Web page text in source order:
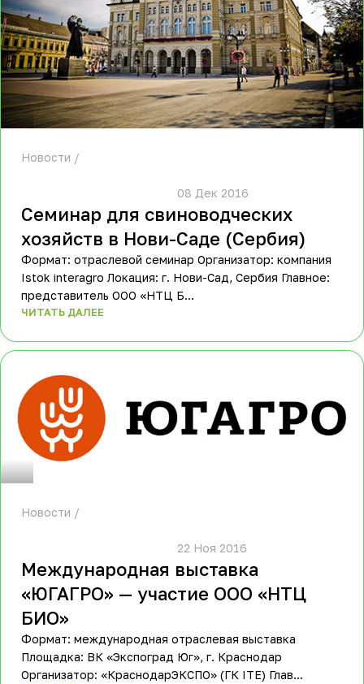
Новости
Семинар для свиноводческих
хозяйств в Нови-Саде (Сербия)
Формат: отраслевой семинар Организатор: компания
Istok interagro Локация: г. Нови-Сад, Сербия Главное:
представитель ООО «НТЦ Б...
ЧИТАТЬ ДАЛЕЕ
Новости
Международная выставка
«ЮГАГРО» — участие ООО «НТЦ
БИО»
Формат: международная отраслевая выставка
Площадка: ВК «Экспоград Юг», г. Краснодар
Организатор: «КраснодарЭКСПО» (ГК ITE) Глав...